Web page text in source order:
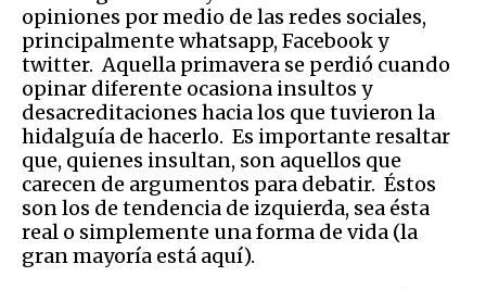
opiniones por medio de las redes sociales,
principalmente whatsapp, Facebook y
twitter. Aquella primavera se perdió cuando
opinar diferente ocasiona insultos y
desacreditaciones hacia los que tuvieron la
hidalguía de hacerlo. Es importante resaltar
que, quienes insultan, son aquellos que
carecen de argumentos para debatir. Éstos
son los de tendencia de izquierda, sea ésta
real o simplemente una forma de vida (la
gran mayoría está aquí).